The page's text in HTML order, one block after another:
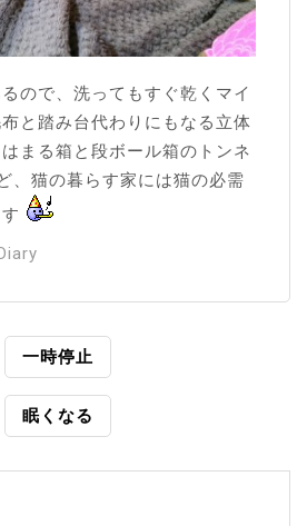
ので、洗ってもすぐ乾くマイ
と踏み台代わりにもなる立体
まる箱と段ボール箱のトンネ
、猫の暮らす家には猫の必需
一時停止
眠くなる